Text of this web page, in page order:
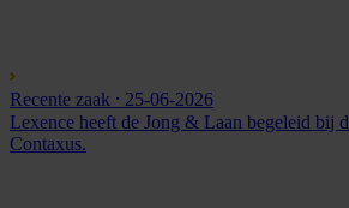
Recente zaak ⸱ 25-06-2026
Lexence heeft de Jong & Laan begeleid bij
Contaxus.